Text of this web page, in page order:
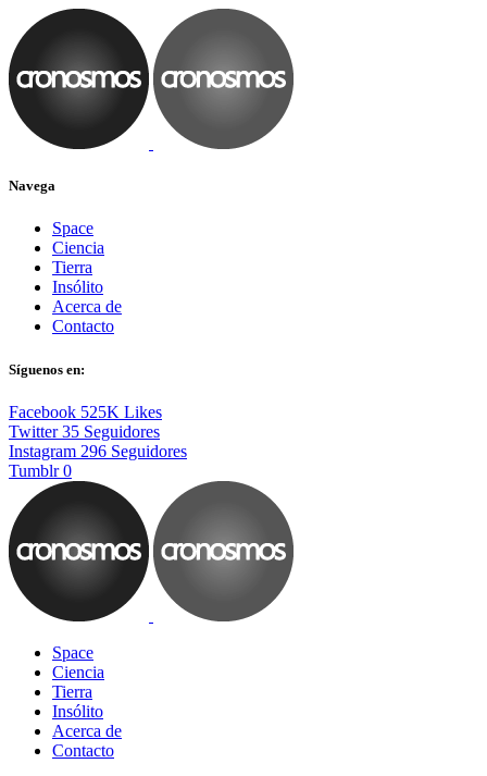
Navega
Space
Ciencia
Tierra
Insólito
Acerca de
Contacto
Síguenos en:
Facebook 525K Likes
Twitter 35 Seguidores
Instagram 296 Seguidores
Tumblr 0
Space
Ciencia
Tierra
Insólito
Acerca de
Contacto